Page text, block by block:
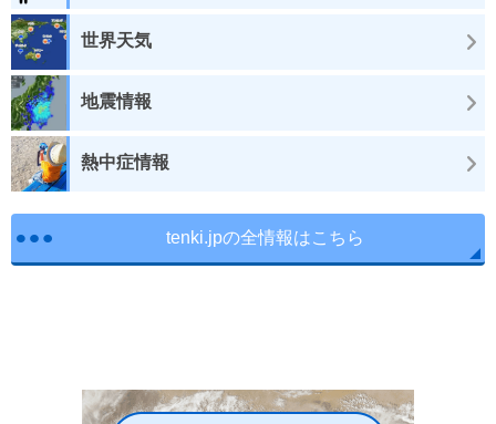
世界天気
地震情報
熱中症情報
tenki.jpの全情報はこちら